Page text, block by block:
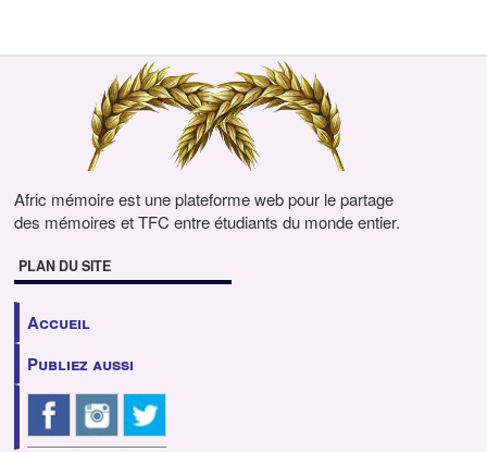
Afric mémoire est une plateforme web pour le partage
des mémoires et TFC entre étudiants du monde entier.
PLAN DU SITE
Accueil
Publiez aussi